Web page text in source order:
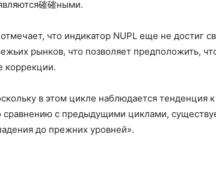
確確ными.
что индикатор NUPL еще не достиг
рынков, что позволяет предположить,
коррекции.
в этом цикле наблюдается
сравнению с предыдущими циклами,
до прежних уровней».